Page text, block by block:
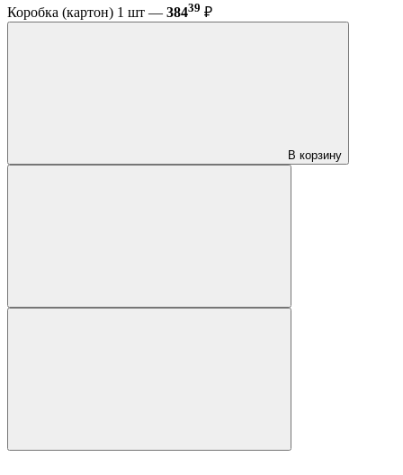
Коробка (картон) 1 шт — 38439 ₽
В корзину